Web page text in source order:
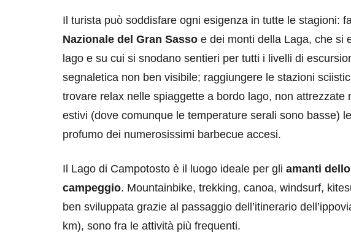
Il turista può soddisfare ogni esigenza in tutte le stagioni:
Nazionale del Gran Sasso e dei monti della Laga, che si
lago e su cui si snodano sentieri per tutti i livelli di
segnaletica non ben visibile; raggiungere le stazioni
trovare relax nelle spiaggette a bordo lago, non attrezzate
estivi (dove comunque le temperature serali sono basse)
profumo dei numerosissimi barbecue accesi.
Il Lago di Campotosto è il luogo ideale per gli amanti
campeggio. Mountainbike, trekking, canoa, windsurf,
ben sviluppata grazie al passaggio dell’itinerario
km), sono fra le attività più frequenti.
di 4 ore
destinazioni
Paros e la Grecia di
Immaturi il Viaggio